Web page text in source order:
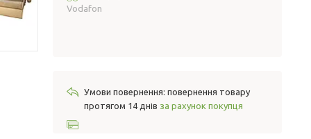
Vodafon
повернення товару
протягом 14 днів за рахунок покупця